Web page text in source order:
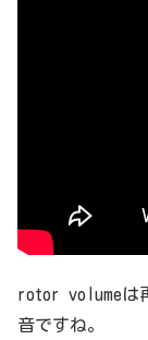
rotor volumeは
音ですね。